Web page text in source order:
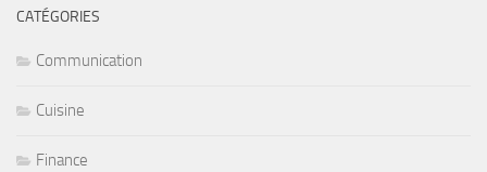
CATÉGORIES
Communication
Cuisine
Finance